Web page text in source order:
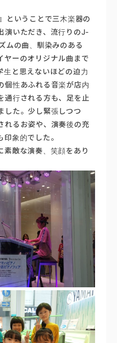
ということで三木楽器の
演いただき、流行りのJ-
ムの曲、馴染みのある
ヤーのオリジナル曲まで
生と思えないほどの迫力
個性あふれる音楽が店内
通行される方も、足を止
した。少し緊張しつつ
れるお姿や、演奏後の充
象的でした。
素敵な演奏、笑顔をあり